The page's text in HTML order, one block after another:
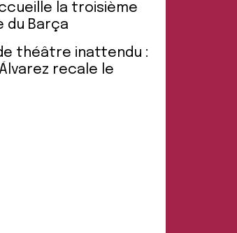
la troisième
du Barça
théâtre inattendu :
recale le